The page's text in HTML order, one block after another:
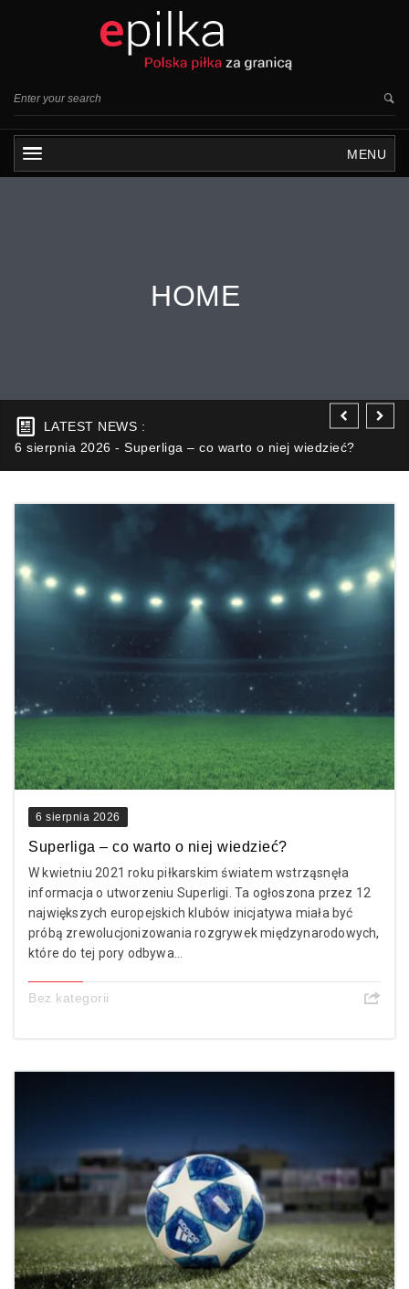
MENU
HOME
LATEST NEWS :
6 sierpnia 2026 - Superliga – co warto o niej wiedzieć?
6 sierpnia 2026
Superliga – co warto o niej wiedzieć?
W kwietniu 2021 roku piłkarskim światem wstrząsnęła
informacja o utworzeniu Superligi. Ta ogłoszona przez 12
największych europejskich klubów inicjatywa miała być
próbą zrewolucjonizowania rozgrywek międzynarodowych,
które do tej pory odbywa...
Bez kategorii